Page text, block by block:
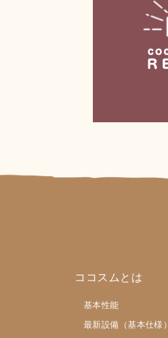
ココスムとは
基本性能
最新設備（基本仕様）